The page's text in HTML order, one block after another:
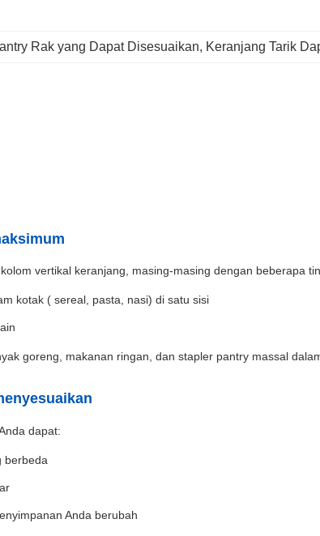
Rak yang Dapat Disesuaikan, Keranjang Tarik
vertikal keranjang, masing-masing dengan beberapa
kotak ( sereal, pasta, nasi) di satu sisi
goreng, makanan ringan, dan stapler pantry massal
dapat:
berbeda
Anda berubah